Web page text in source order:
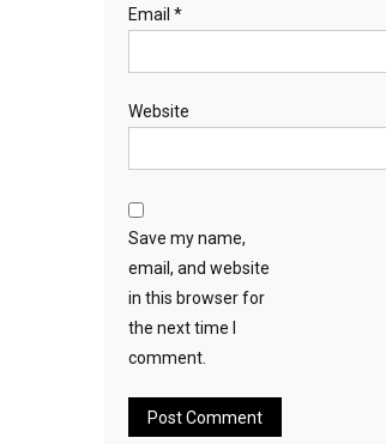
Email *
Website
Save my name,
email, and website
in this browser for
the next time I
comment.